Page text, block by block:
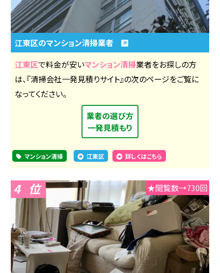
江東区のマンション清掃業者
江東区で料金が安いマンション清掃業者をお探しの方
は、『清掃会社一発見積りサイト』の次のページをご覧に
なってください。
業者の選び方
一発見積もり
マンション清掃 江東区 詳しくはこちら
4 ★閲覧数→730回